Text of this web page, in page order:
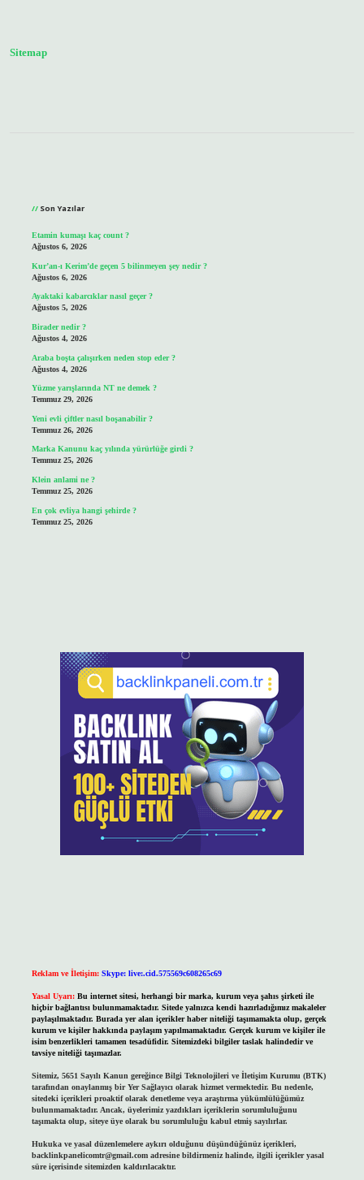
Sitemap
Son Yazılar
Etamin kumaşı kaç count ?
Ağustos 6, 2026
Kur’an-ı Kerim’de geçen 5 bilinmeyen şey nedir ?
Ağustos 6, 2026
Ayaktaki kabarcıklar nasıl geçer ?
Ağustos 5, 2026
Birader nedir ?
Ağustos 4, 2026
Araba boşta çalışırken neden stop eder ?
Ağustos 4, 2026
Yüzme yarışlarında NT ne demek ?
Temmuz 29, 2026
Yeni evli çiftler nasıl boşanabilir ?
Temmuz 26, 2026
Marka Kanunu kaç yılında yürürlüğe girdi ?
Temmuz 25, 2026
Klein anlami ne ?
Temmuz 25, 2026
En çok evliya hangi şehirde ?
Temmuz 25, 2026
Reklam ve İletişim: Skype: live:.cid.575569c608265c69
Yasal Uyarı: Bu internet sitesi, herhangi bir marka, kurum veya şahıs şirketi ile
hiçbir bağlantısı bulunmamaktadır. Sitede yalnızca kendi hazırladığımız makaleler
paylaşılmaktadır. Burada yer alan içerikler haber niteliği taşımamakta olup, gerçek
kurum ve kişiler hakkında paylaşım yapılmamaktadır. Gerçek kurum ve kişiler ile
isim benzerlikleri tamamen tesadüfidir. Sitemizdeki bilgiler taslak halindedir ve
tavsiye niteliği taşımazlar.
Sitemiz, 5651 Sayılı Kanun gereğince Bilgi Teknolojileri ve İletişim Kurumu (BTK)
tarafından onaylanmış bir Yer Sağlayıcı olarak hizmet vermektedir. Bu nedenle,
sitedeki içerikleri proaktif olarak denetleme veya araştırma yükümlülüğümüz
bulunmamaktadır. Ancak, üyelerimiz yazdıkları içeriklerin sorumluluğunu
taşımakta olup, siteye üye olarak bu sorumluluğu kabul etmiş sayılırlar.
Hukuka ve yasal düzenlemelere aykırı olduğunu düşündüğünüz içerikleri,
backlinkpanelicomtr@gmail.comadresine bildirmeniz halinde, ilgili içerikler yasal
süre içerisinde sitemizden kaldırılacaktır.